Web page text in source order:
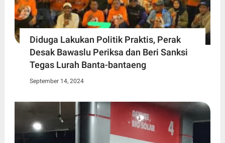
Diduga Lakukan Politik Praktis, Perak
Desak Bawaslu Periksa dan Beri Sanksi
Tegas Lurah Banta-bantaeng
September 14, 2024